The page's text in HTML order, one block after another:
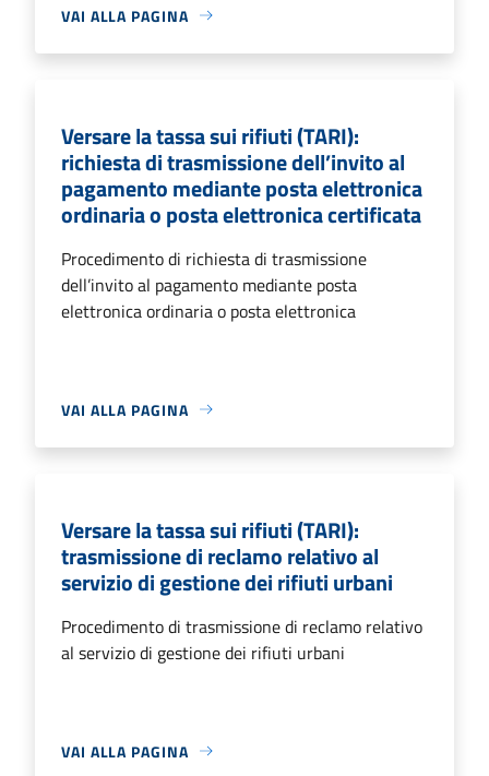
VAI ALLA PAGINA
Versare la tassa sui rifiuti (TARI):
richiesta di trasmissione dell’invito al
pagamento mediante posta elettronica
ordinaria o posta elettronica certificata
Procedimento di richiesta di trasmissione
dell’invito al pagamento mediante posta
elettronica ordinaria o posta elettronica
VAI ALLA PAGINA
Versare la tassa sui rifiuti (TARI):
trasmissione di reclamo relativo al
servizio di gestione dei rifiuti urbani
Procedimento di trasmissione di reclamo relativo
al servizio di gestione dei rifiuti urbani
VAI ALLA PAGINA